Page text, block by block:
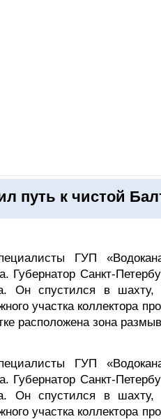
ОНЛАЙН–ВЫСТАВКИ
путь к чистой
ГУП
Губернатор Санкт-
Он спустился в
участка коллектора
расположена зона
ГУП
Губернатор Санкт-
Он спустился в
участка коллектора